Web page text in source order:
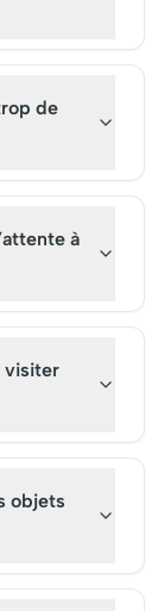
de
à
visiter
objets